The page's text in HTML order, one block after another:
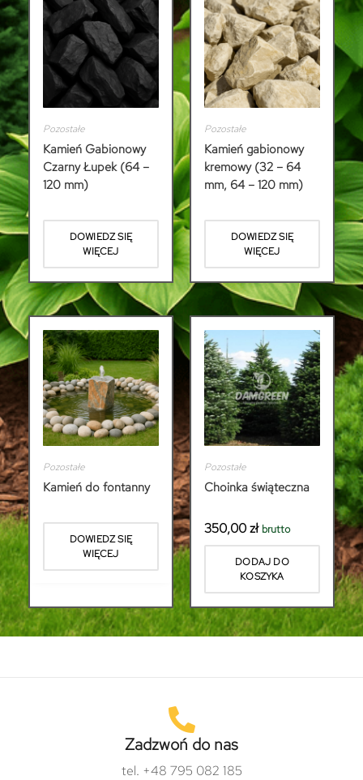
Pozostałe
Kamień Gabionowy
Czarny Łupek (64 –
120 mm)
DOWIEDZ SIĘ
WIĘCEJ
Pozostałe
Kamień gabionowy
kremowy (32 – 64
mm, 64 – 120 mm)
DOWIEDZ SIĘ
WIĘCEJ
Pozostałe
Kamień do fontanny
DOWIEDZ SIĘ
WIĘCEJ
Pozostałe
Choinka świąteczna
350,00zł brutto
DODAJ DO
KOSZYKA
Zadzwoń do nas
tel. +48 795 082 185